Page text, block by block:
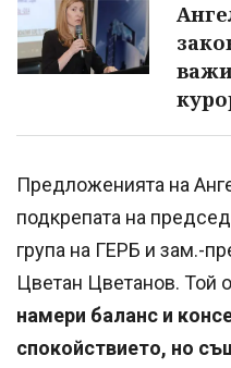
Предложенията на
подкрепата на
група на ГЕРБ и зам.-
Цветан Цветанов. Той
намери баланс и
спокойствието, но